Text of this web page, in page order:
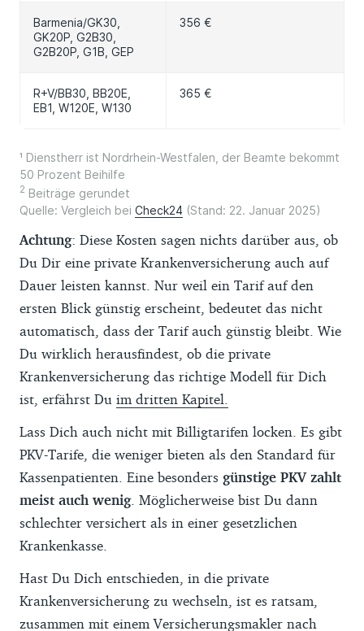
Barmenia/GK30,
GK20P, G2B30,
G2B20P, G1B, GEP
356 €
R+V/BB30, BB20E,
EB1, W120E, W130
365 €
¹ Dienstherr ist Nordrhein-Westfalen, der Beamte bekommt
50 Prozent Beihilfe
2 Beiträge gerundet
Quelle: Vergleich bei Check24 (Stand: 22. Januar 2025)
Achtung: Diese Kosten sagen nichts darüber aus, ob
Du Dir eine private Krankenversicherung auch auf
Dauer leisten kannst. Nur weil ein Tarif auf den
ersten Blick günstig erscheint, bedeutet das nicht
automatisch, dass der Tarif auch günstig bleibt. Wie
Du wirklich herausfindest, ob die private
Krankenversicherung das richtige Modell für Dich
ist, erfährst Du im dritten Kapitel.
Lass Dich auch nicht mit Billigtarifen locken. Es gibt
PKV-Tarife, die weniger bieten als den Standard für
Kassenpatienten. Eine besonders günstige PKV zahlt
meist auch wenig. Möglicherweise bist Du dann
schlechter versichert als in einer gesetzlichen
Krankenkasse.
Hast Du Dich entschieden, in die private
Krankenversicherung zu wechseln, ist es ratsam,
zusammen mit einemVersicherungsmakler nach